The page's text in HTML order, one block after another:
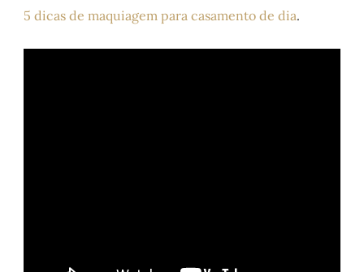
5 dicas de maquiagem para casamento de dia.